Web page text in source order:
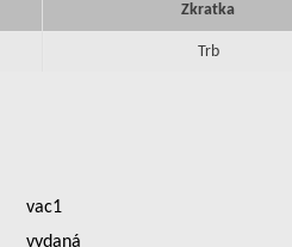
Zkratka
Trb
vac1
vydaná